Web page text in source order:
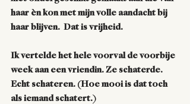
haar èn kon met mijn volle aandacht bij
haar blijven.  Dat is vrijheid.
Ik vertelde het hele voorval de voorbije
week aan een vriendin. Ze schaterde.
Echt schateren. (Hoe mooi is dat toch
als iemand schatert.)